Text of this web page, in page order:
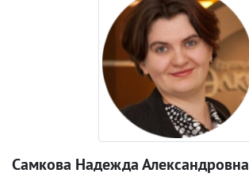
Самкова Надежда Александровна